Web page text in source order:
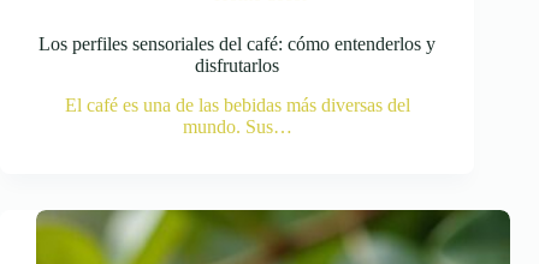
Los perfiles sensoriales del café: cómo entenderlos y
disfrutarlos
El café es una de las bebidas más diversas del
mundo. Sus…